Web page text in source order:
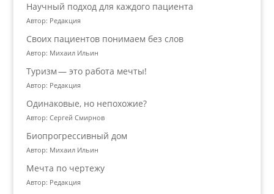
Научный подход для каждого пациента
Автор: Редакция
Своих пациентов понимаем без слов
Автор: Михаил Ильин
Туризм — это работа мечты!
Автор: Редакция
Одинаковые, но непохожие?
Автор: Сергей Смирнов
Биопрогрессивный дом
Автор: Михаил Ильин
Мечта по чертежу
Автор: Редакция